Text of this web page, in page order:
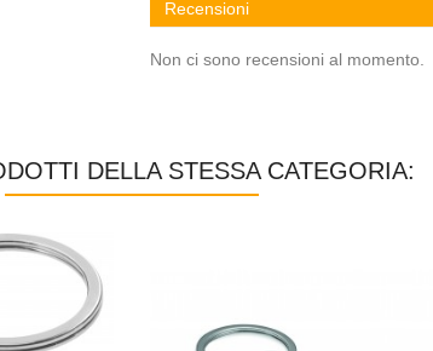
Recensioni
Non ci sono recensioni al momento.
DELLA STESSA CATEGORIA: